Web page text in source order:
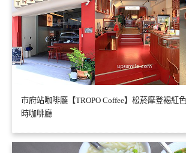
市府站咖啡廳【TROPO Coffee】松菸摩登褐紅
時咖啡廳